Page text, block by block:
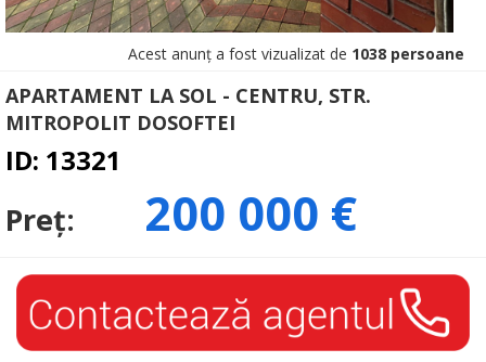
Acest anunț a fost vizualizat de 1038 persoane
APARTAMENT LA SOL - CENTRU, STR.
MITROPOLIT DOSOFTEI
ID: 13321
Preț: 200 000 €